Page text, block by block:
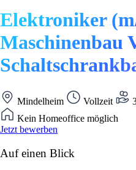
Elektroniker
Maschinenbau
Mindelheim Vollzeit
Kein Homeoffice möglich
Jetzt bewerben
Auf einen Blick